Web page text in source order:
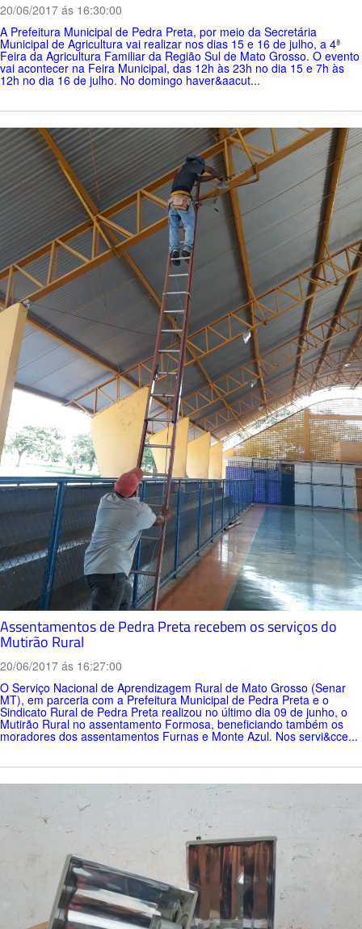
20/06/2017 ás 16:30:00
A Prefeitura Municipal de Pedra Preta, por meio da Secretária
Municipal de Agricultura vai realizar nos dias 15 e 16 de julho, a 4ª
Feira da Agricultura Familiar da Região Sul de Mato Grosso. O evento
vai acontecer na Feira Municipal, das 12h às 23h no dia 15 e 7h às
12h no dia 16 de julho. No domingo haver&aacut...
Assentamentos de Pedra Preta recebem os serviços do
Mutirão Rural
20/06/2017 ás 16:27:00
O Serviço Nacional de Aprendizagem Rural de Mato Grosso (Senar
MT), em parceria com a Prefeitura Municipal de Pedra Preta e o
Sindicato Rural de Pedra Preta realizou no último dia 09 de junho, o
Mutirão Rural no assentamento Formosa, beneficiando também os
moradores dos assentamentos Furnas e Monte Azul. Nos servi&cce...